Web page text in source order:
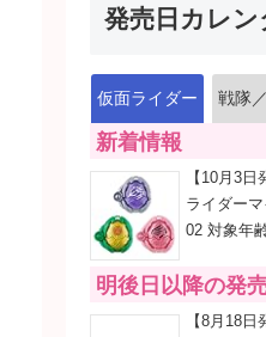
発売日カレン
仮面ライダー 戦隊
新着情報
【10月3
ライダー
02 対象年
明後日以降の発
【8月18